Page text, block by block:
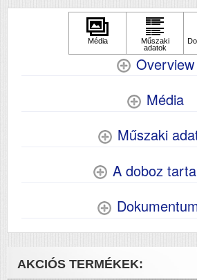
Overview
Média
Műszaki
A doboz
AKCIÓS TERMÉKEK: